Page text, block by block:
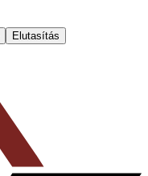
Elutasítás